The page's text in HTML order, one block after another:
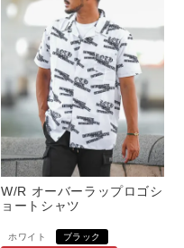
W/R オーバーラップロゴシ
ョートシャツ
ホワイト
ブラック